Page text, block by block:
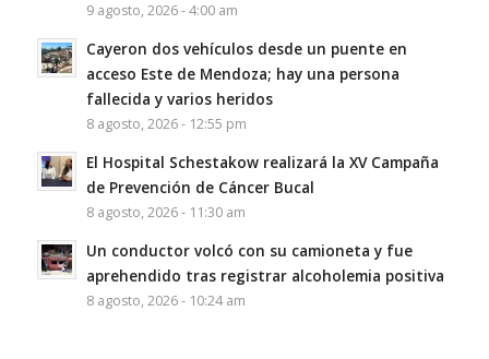
9 agosto, 2026 - 4:00 am
Cayeron dos vehículos desde un puente en
acceso Este de Mendoza; hay una persona
fallecida y varios heridos
8 agosto, 2026 - 12:55 pm
El Hospital Schestakow realizará la XV Campaña
de Prevención de Cáncer Bucal
8 agosto, 2026 - 11:30 am
Un conductor volcó con su camioneta y fue
aprehendido tras registrar alcoholemia positiva
8 agosto, 2026 - 10:24 am